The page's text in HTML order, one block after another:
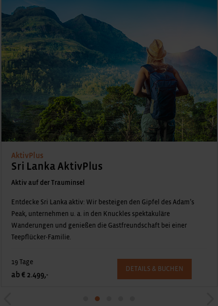
AktivPlus
Sri Lanka AktivPlus
Aktiv auf der Trauminsel
Entdecke Sri Lanka aktiv: Wir besteigen den Gipfel des Adam’s
Peak, unternehmen u. a. in den Knuckles spektakuläre
Wanderungen und genießen die Gastfreundschaft bei einer
Teepflücker-Familie.
19 Tage
ab € 2.499,-
DETAILS & BUCHEN